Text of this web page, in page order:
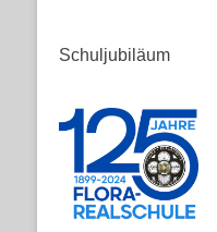
Schuljubiläum